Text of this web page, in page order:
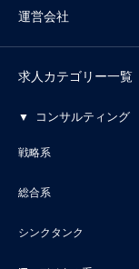
運営会社
求人カテゴリー一覧
コンサルティング
戦略系
総合系
シンクタンク